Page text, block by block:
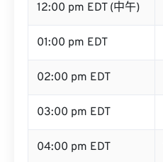
12:00 pm EDT (中午)
01:00 pm EDT
02:00 pm EDT
03:00 pm EDT
04:00 pm EDT